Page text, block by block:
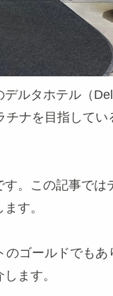
デルタホテル（
チナを目指してい
。この記事では
す。
ゴールドでもあ
ます。